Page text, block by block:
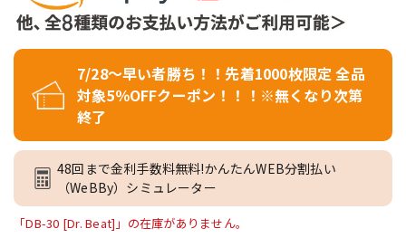
7/28～早い者勝ち！！先着1000枚限定 全品
対象5％OFFクーポン！！！※無くなり次第
終了
48回まで金利手数料無料!かんたんWEB分割払い
（WeBBy）シミュレーター
「DB-30 [Dr. Beat]」の在庫がありません。